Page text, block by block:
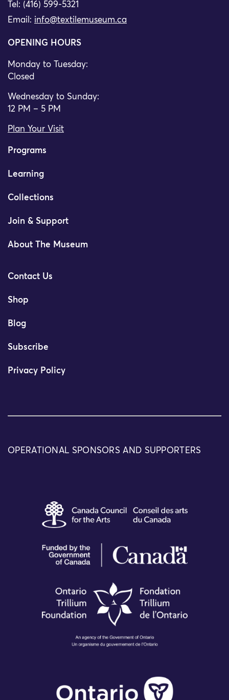
Tel: (416) 599-5321
Email: info@textilemuseum.ca
OPENING HOURS
Monday to Tuesday:
Closed
Wednesday to Sunday:
12 PM – 5 PM
Plan Your Visit
Programs
Learning
Collections
Join & Support
About The Museum
Contact Us
Shop
Blog
Subscribe
Privacy Policy
OPERATIONAL SPONSORS AND SUPPORTERS